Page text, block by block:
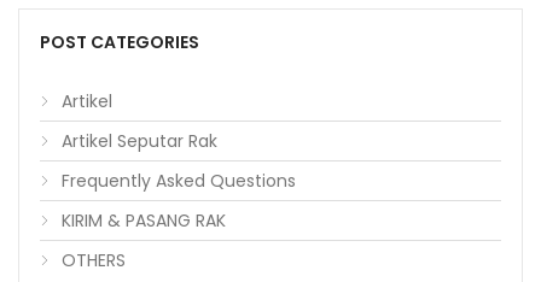
POST CATEGORIES
Artikel
Artikel Seputar Rak
Frequently Asked Questions
KIRIM & PASANG RAK
OTHERS